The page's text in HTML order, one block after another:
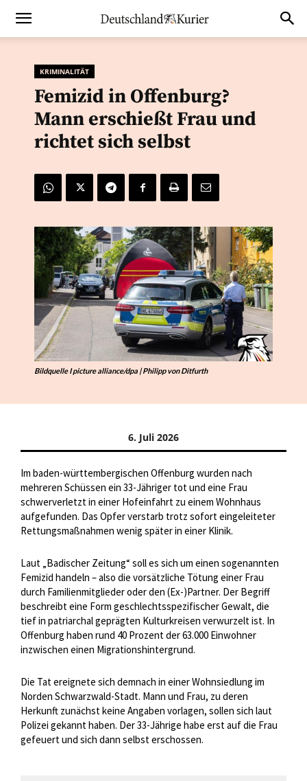
KRIMINALITÄT
Femizid in Offenburg?
Mann erschießt Frau und
richtet sich selbst
Bildquelle I picture alliance/dpa | Philipp von Ditfurth
6. Juli 2026
Im baden-württembergischen Offenburg wurden nach
mehreren Schüssen ein 33-Jähriger tot und eine Frau
schwerverletzt in einer Hofeinfahrt zu einem Wohnhaus
aufgefunden. Das Opfer verstarb trotz sofort eingeleiteter
Rettungsmaßnahmen wenig später in einer Klinik.
Laut „Badischer Zeitung“ soll es sich um einen sogenannten
Femizid handeln – also die vorsätzliche Tötung einer Frau
durch Familienmitglieder oder den (Ex-)Partner. Der Begriff
beschreibt eine Form geschlechtsspezifischer Gewalt, die
tief in patriarchal geprägten Kulturkreisen verwurzelt ist. In
Offenburg haben rund 40 Prozent der 63.000 Einwohner
inzwischen einen Migrationshintergrund.
Die Tat ereignete sich demnach in einer Wohnsiedlung im
Norden Schwarzwald-Stadt. Mann und Frau, zu deren
Herkunft zunächst keine Angaben vorlagen, sollen sich laut
Polizei gekannt haben. Der 33-Jährige habe erst auf die Frau
gefeuert und sich dann selbst erschossen.